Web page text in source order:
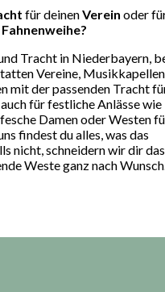
für deinenVerein oder
Fahnenweihe?
Tracht in Niederbayern,
Vereine,
mit der passenden Tracht
für festliche Anlässe wie
Damen oder Westen
findest du alles, was das
nicht, schneidern wir dir das
Weste ganz nach